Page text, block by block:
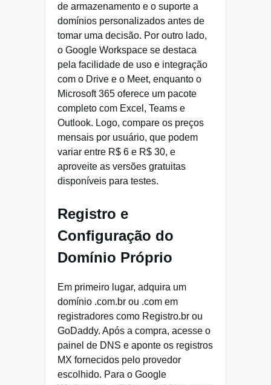
de armazenamento e o suporte a
domínios personalizados antes de
tomar uma decisão. Por outro lado,
o Google Workspace se destaca
pela facilidade de uso e integração
com o Drive e o Meet, enquanto o
Microsoft 365 oferece um pacote
completo com Excel, Teams e
Outlook. Logo, compare os preços
mensais por usuário, que podem
variar entre R$ 6 e R$ 30, e
aproveite as versões gratuitas
disponíveis para testes.
Registro e
Configuração do
Domínio Próprio
Em primeiro lugar, adquira um
domínio .com.br ou .com em
registradores como Registro.br ou
GoDaddy. Após a compra, acesse o
painel de DNS e aponte os registros
MX fornecidos pelo provedor
escolhido. Para o Google